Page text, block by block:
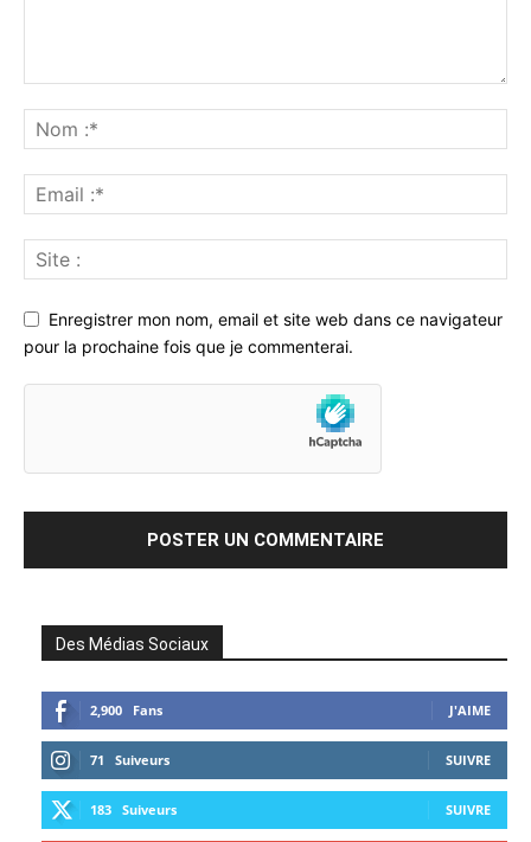
Enregistrer mon nom, email et site web dans ce navigateur
pour la prochaine fois que je commenterai.
Des Médias Sociaux
2,900 Fans J'AIME
71 Suiveurs SUIVRE
183 Suiveurs SUIVRE